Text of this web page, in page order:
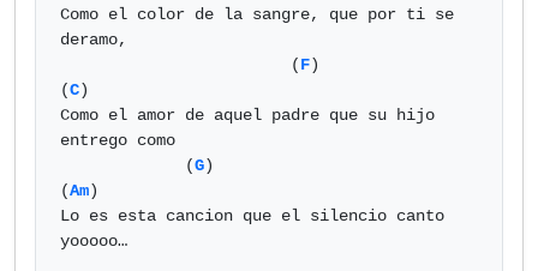
Como el color de la sangre, que por ti se
deramo,
                        (
F)
(C)
Como el amor de aquel padre que su hijo
entrego como
             (
G)
(Am)
Lo es esta cancion que el silencio canto
yooooo…